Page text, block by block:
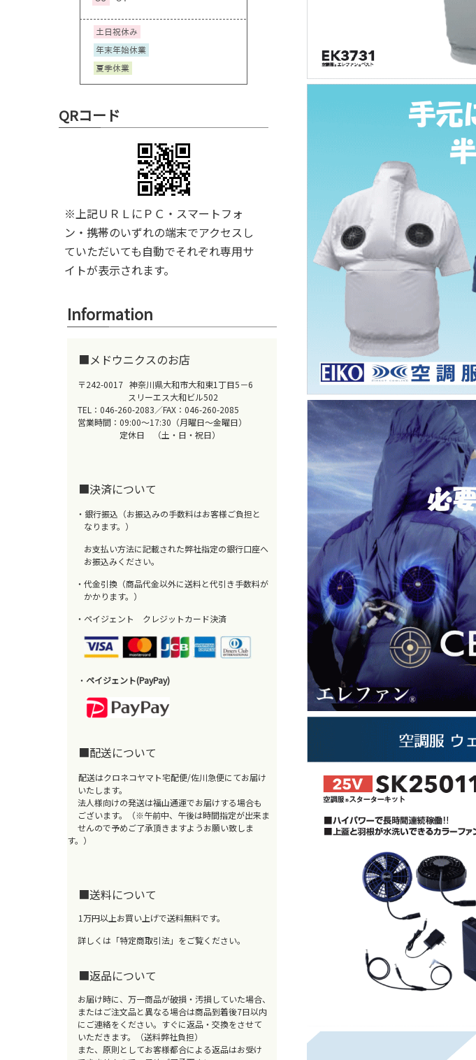
QRコード
※上記ＵＲＬにＰＣ・スマートフォ
ン・携帯のいずれの端末でアクセスし
ていただいても自動でそれぞれ専用サ
イトが表示されます。
Information
■メドウニクスのお店
〒242-0017 神奈川県大和市大和東1丁目5－6
スリーエス大和ビル502
TEL：046-260-2083／FAX：046-260-2085
営業時間：09:00～17:30（月曜日～金曜日）
定休日 （土・日・祝日）
■決済について
・銀行振込（お振込みの手数料はお客様ご負担と
なります。）
お支払い方法に記載された弊社指定の銀行口座へ
お振込みください。
・代金引換（商品代金以外に送料と代引き手数料が
かかります。）
・ペイジェント クレジットカード決済
・ ペイジェント(PayPay)
■配送について
配送はクロネコヤマト宅配便/佐川急便にてお届け
いたします。
法人様向けの発送は福山通運でお届けする場合も
ございます。（※午前中、午後は時間指定が出来ま
せんので予めご了承頂きますようお願い致しま
す。）
■送料について
1万円以上お買い上げで送料無料です。
詳しくは 「特定商取引法」 をご覧ください。
■返品について
お届け時に、万一商品が破損・汚損していた場合、
またはご注文品と異なる場合は商品到着後7日以内
にご連絡をください。 すぐに返品・交換をさせて
いただきます。（送料弊社負担）
また、原則としてお客様都合による返品はお受け